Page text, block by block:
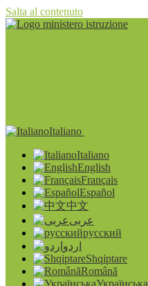
Salta al contenuto
Italiano
Italiano
English
Français
Español
中文
عربى
русский
اردو
Shqiptare
Română
Українська